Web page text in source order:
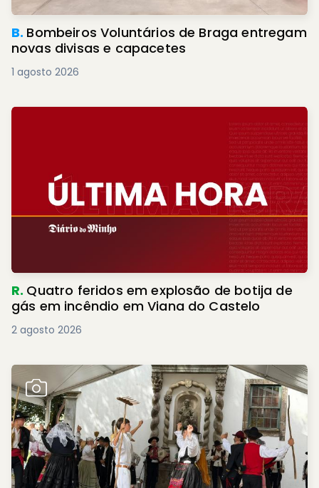
B. Bombeiros Voluntários de Braga entregam
novas divisas e capacetes
1 agosto 2026
R. Quatro feridos em explosão de botija de
gás em incêndio em Viana do Castelo
2 agosto 2026